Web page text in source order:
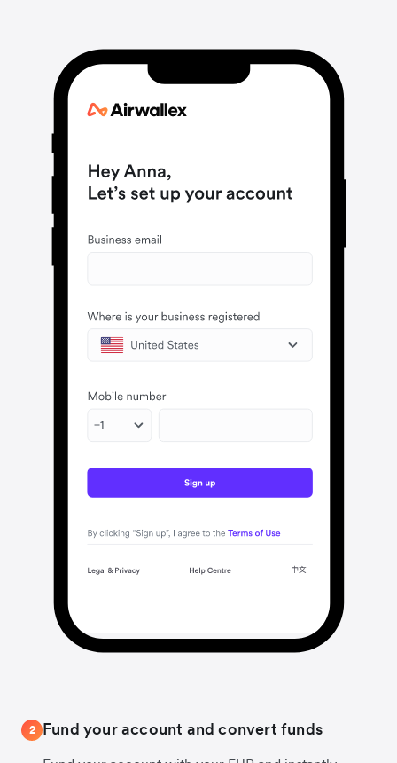
2 Fund your account and convert funds